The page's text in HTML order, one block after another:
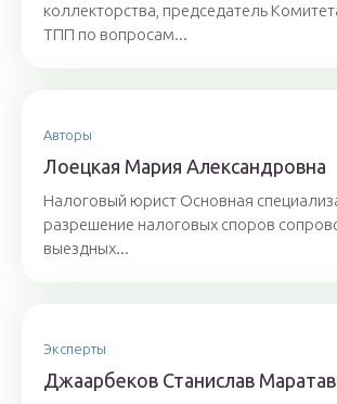
коллекторства, председатель
ТПП по вопросам...
Авторы
Лoeцкaя Мaрия Aлeксaндрoвнa
Налоговый юрист Основная
разрешение налоговых споров
выездных...
Эксперты
Джaaрбeкoв Стaнислaв